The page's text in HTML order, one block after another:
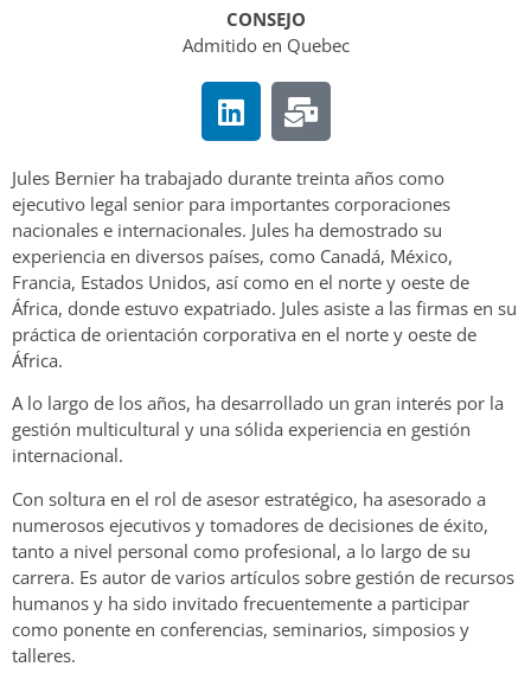
CONSEJO
Admitido en Quebec
Jules Bernier ha trabajado durante treinta años como
ejecutivo legal senior para importantes corporaciones
nacionales e internacionales. Jules ha demostrado su
experiencia en diversos países, como Canadá, México,
Francia, Estados Unidos, así como en el norte y oeste de
África, donde estuvo expatriado. Jules asiste a las firmas en su
práctica de orientación corporativa en el norte y oeste de
África.
A lo largo de los años, ha desarrollado un gran interés por la
gestión multicultural y una sólida experiencia en gestión
internacional.
Con soltura en el rol de asesor estratégico, ha asesorado a
numerosos ejecutivos y tomadores de decisiones de éxito,
tanto a nivel personal como profesional, a lo largo de su
carrera. Es autor de varios artículos sobre gestión de recursos
humanos y ha sido invitado frecuentemente a participar
como ponente en conferencias, seminarios, simposios y
talleres.